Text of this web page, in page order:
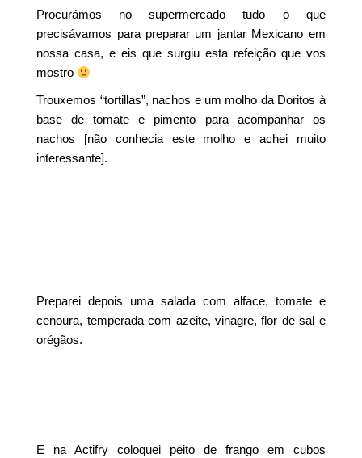
Procurámos no supermercado tudo o que
precisávamos para preparar um jantar Mexicano em
nossa casa, e eis que surgiu esta refeição que vos
mostro
Trouxemos “tortillas”, nachos e um molho da Doritos à
base de tomate e pimento para acompanhar os
nachos [não conhecia este molho e achei muito
interessante].
Preparei depois uma salada com alface, tomate e
cenoura, temperada com azeite, vinagre, flor de sal e
orégãos.
E na Actifry coloquei peito de frango em cubos